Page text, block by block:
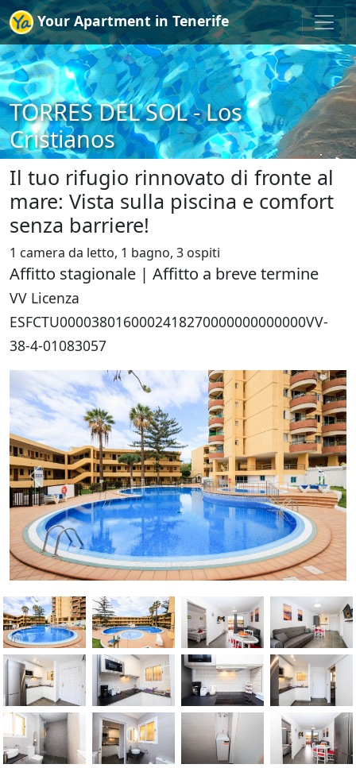
Your Apartment in Tenerife
TORRES DEL SOL - Los
Cristianos
Il tuo rifugio rinnovato di fronte al
mare: Vista sulla piscina e comfort
senza barriere!
1 camera da letto, 1 bagno, 3 ospiti
Affitto stagionale | Affitto a breve termine
VV Licenza
ESFCTU0000380160002418270000000000000VV-
38-4-01083057